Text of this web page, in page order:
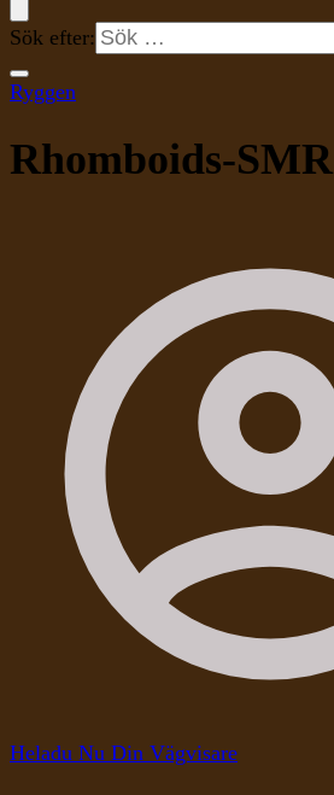
Sök efter:
Ryggen
Rhomboids-SMR
Heladu Nu Din Vägvisare